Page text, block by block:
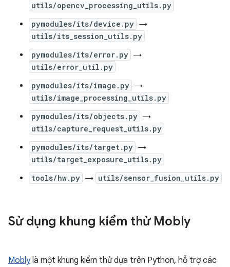
utils/opencv_processing_utils.py
pymodules/its/device.py →
utils/its_session_utils.py
pymodules/its/error.py →
utils/error_util.py
pymodules/its/image.py →
utils/image_processing_utils.py
pymodules/its/objects.py →
utils/capture_request_utils.py
pymodules/its/target.py →
utils/target_exposure_utils.py
tools/hw.py → utils/sensor_fusion_utils.py
Sử dụng khung kiểm thử Mobly
Moblylà một khung kiểm thử dựa trên Python, hỗ trợ các